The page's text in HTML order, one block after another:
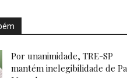
Por unanimidade, TRE-SP
mantém inelegibilidade de